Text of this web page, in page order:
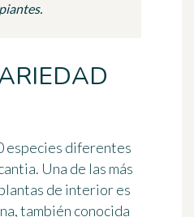
especies diferentes
Una de las más
de interior es
también conocida